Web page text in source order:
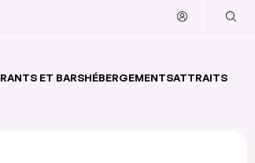
ET BARSHÉBERGEMENTSATTRAITS